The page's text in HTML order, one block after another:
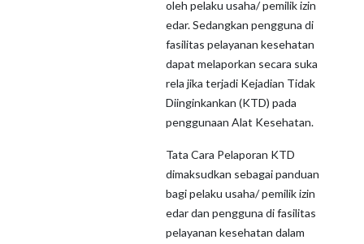
oleh pelaku usaha/ pemilik izin
edar. Sedangkan pengguna di
fasilitas pelayanan kesehatan
dapat melaporkan secara suka
rela jika terjadi Kejadian Tidak
Diinginkankan (KTD) pada
penggunaan Alat Kesehatan.
Tata Cara Pelaporan KTD
dimaksudkan sebagai panduan
bagi pelaku usaha/ pemilik izin
edar dan pengguna di fasilitas
pelayanan kesehatan dalam